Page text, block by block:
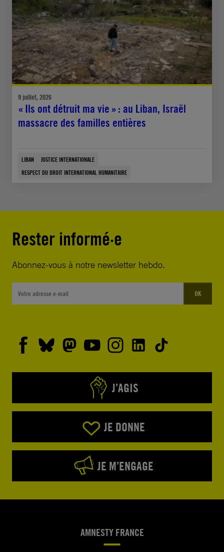
9 juillet, 2026
« Ils ont détruit ma vie » : au Liban, Israël
massacre des familles entières
LIBAN
JUSTICE INTERNATIONALE
RESPECT DU DROIT INTERNATIONAL HUMANITAIRE
Rester informé·e
Abonnez-vous à notre newsletter hebdo.
OK
J’AGIS
JE DONNE
JE M’ENGAGE
AMNESTY FRANCE